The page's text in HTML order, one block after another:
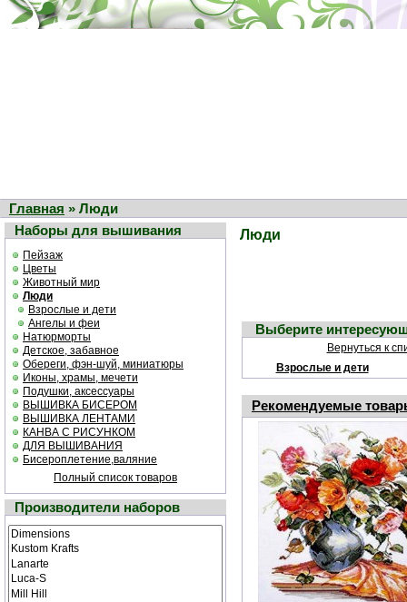
Главная » Люди
Наборы для вышивания
Пейзаж
Цветы
Животный мир
Люди
Взрослые и дети
Ангелы и феи
Натюрморты
Детское, забавное
Обереги, фэн-шуй, миниатюры
Иконы, храмы, мечети
Подушки, аксессуары
ВЫШИВКА БИСЕРОМ
ВЫШИВКА ЛЕНТАМИ
КАНВА С РИСУНКОМ
ДЛЯ ВЫШИВАНИЯ
Бисероплетение,валяние
Полный список товаров
Производители наборов
Люди
Выберите
Вернуться к
Взрослые и дети
Рекомендуемые